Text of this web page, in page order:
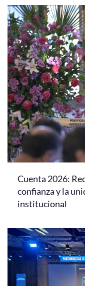
Cuenta 2026:
confianza y la
institucional